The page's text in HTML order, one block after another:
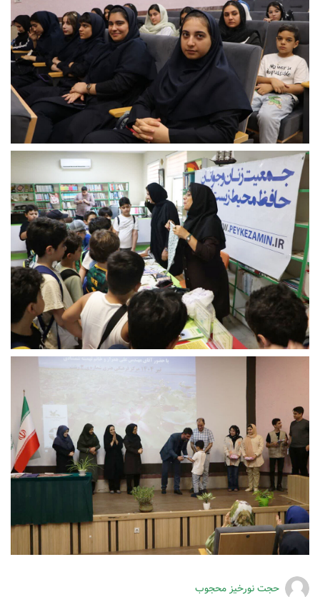
حجت نورخیز محجوب